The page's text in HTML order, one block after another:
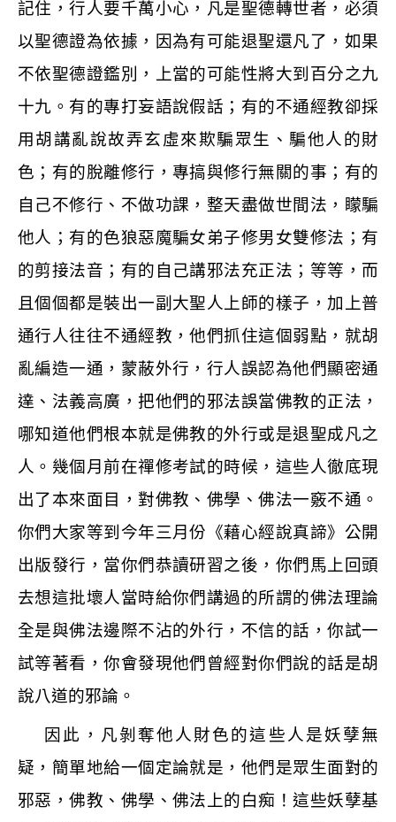
記住，行人要千萬小心，凡是聖德轉世者，必須
以聖德證為依據，因為有可能退聖還凡了，如果
不依聖德證鑑別，上當的可能性將大到百分之九
十九。有的專打妄語說假話；有的不通經教卻採
用胡講亂說故弄玄虛來欺騙眾生、騙他人的財
色；有的脫離修行，專搞與修行無關的事；有的
自己不修行、不做功課，整天盡做世間法，矇騙
他人；有的色狼惡魔騙女弟子修男女雙修法；有
的剪接法音；有的自己講邪法充正法；等等，而
且個個都是裝出一副大聖人上師的樣子，加上普
通行人往往不通經教，他們抓住這個弱點，就胡
亂編造一通，蒙蔽外行，行人誤認為他們顯密通
達、法義高廣，把他們的邪法誤當佛教的正法，
哪知道他們根本就是佛教的外行或是退聖成凡之
人。幾個月前在禪修考試的時候，這些人徹底現
出了本來面目，對佛教、佛學、佛法一竅不通。
你們大家等到今年三月份《藉心經說真諦》公開
出版發行，當你們恭讀研習之後，你們馬上回頭
去想這批壞人當時給你們講過的所謂的佛法理論
全是與佛法邊際不沾的外行，不信的話，你試一
試等著看，你會發現他們曾經對你們說的話是胡
說八道的邪論。
因此，凡剝奪他人財色的這些人是妖孽無
疑，簡單地給一個定論就是，他們是眾生面對的
邪惡，佛教、佛學、佛法上的白痴！這些妖孽基